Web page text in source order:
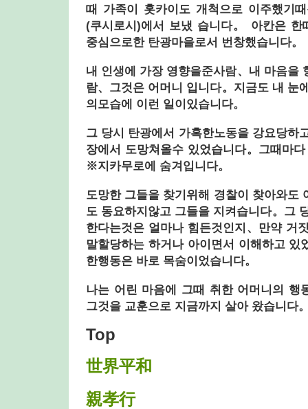
때 가족이 홋카이도 개척으로 이주했기
(쿠시로시)에서 보냈 습니다。 아칸은 한
중심으로한 탄광마을로서 번창했습니다。
내 인생에 가장 영향을준사람、내 마음을
람、그것은 어머니 입니다。지금도 내 눈
의모습에 이런 일이있습니다。
그 당시 탄광에서 가혹한노동을 강요당하
장에서 도망쳐올수 있었습니다。그때마
※지카무로에 숨겨입니다。
도망한 그들을 찾기위해 경찰이 찾아와도
도 동요하지않고 그들을 지켜습니다。그
한다는것은 얼마나 힘든것인지、만약 거
말할당하는 하거나 아이면서 이해하고 있
한행동은 바로 목숨이었습니다。
나는 어린 마음에 그때 취한 어머니의 행
그것을 교훈으로 지금까지 살아 왔습니다
Top
世界平和
親孝行